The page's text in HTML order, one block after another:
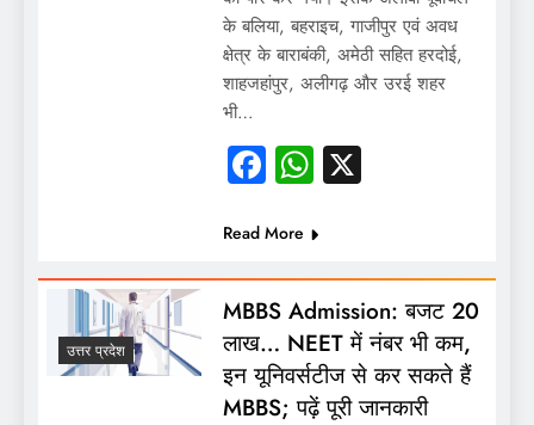
के बलिया, बहराइच, गाजीपुर एवं अवध
क्षेत्र के बाराबंकी, अमेठी सहित हरदोई,
शाहजहांपुर, अलीगढ़ और उरई शहर
भी…
Facebook
WhatsApp
X
Read More
उत्तर प्रदेश
MBBS Admission: बजट 20
लाख… NEET में नंबर भी कम,
इन यूनिवर्सटीज से कर सकते हैं
MBBS; पढ़ें पूरी जानकारी